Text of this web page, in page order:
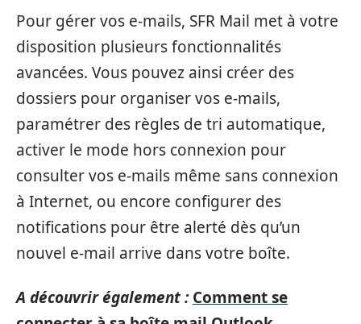
Pour gérer vos e-mails, SFR Mail met à votre
disposition plusieurs fonctionnalités
avancées. Vous pouvez ainsi créer des
dossiers pour organiser vos e-mails,
paramétrer des règles de tri automatique,
activer le mode hors connexion pour
consulter vos e-mails même sans connexion
à Internet, ou encore configurer des
notifications pour être alerté dès qu’un
nouvel e-mail arrive dans votre boîte.
A découvrir également : Comment se